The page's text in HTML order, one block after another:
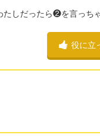
たしだったら❷を言っち
役に立